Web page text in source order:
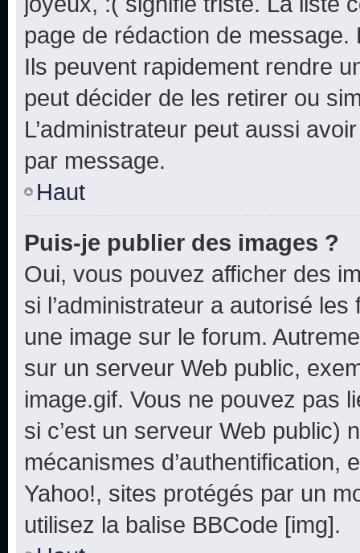
page de rédaction de
Ils peuvent rapidement rendre
peut décider de les retirer ou
L’administrateur peut aussi
par message.
Haut
Puis-je publier des images ?
Oui, vous pouvez afficher des
si l’administrateur a autorisé
une image sur le forum.
sur un serveur Web public,
image.gif. Vous ne pouvez pas
si c’est un serveur Web public)
mécanismes d’authentification,
Yahoo!, sites protégés par un
utilisez la balise BBCode [img].